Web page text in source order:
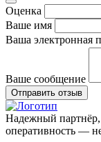
Оценка
Ваше имя
Ваша электронная
Ваше сообщение
Отправить отзыв
Надежный партнёр,
оперативность —